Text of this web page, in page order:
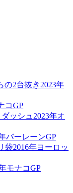
の2台抜き2023年
コGP
ッシュ2023年オ
バーレーンGP
袋2016年ヨーロッ
モナコGP